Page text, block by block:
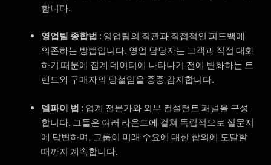
합니다.
영업팀 종합법 : 영업팀의 직관과 직접적인 피드백에
의존하는 방법입니다. 영업 담당자는 고객과 직접 대화
하기 때문에 집계 데이터에 나타나기 전에 변화하는 트
렌드와 구매자의 망설임을 종종 감지합니다.
델파이 법 : 업계 전문가와 외부 컨설턴트 패널을 구성
합니다. 그들은 여러 라운드에 걸쳐 독립적으로 설문지
에 답변하며, 그룹이 미래 수요에 대한 합의에 도달할
때까지 계속합니다.